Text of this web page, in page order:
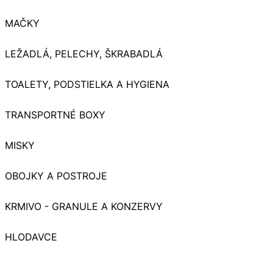
MAČKY
LEŽADLÁ, PELECHY, ŠKRABADLÁ
TOALETY, PODSTIELKA A HYGIENA
TRANSPORTNÉ BOXY
MISKY
OBOJKY A POSTROJE
KRMIVO - GRANULE A KONZERVY
HLODAVCE